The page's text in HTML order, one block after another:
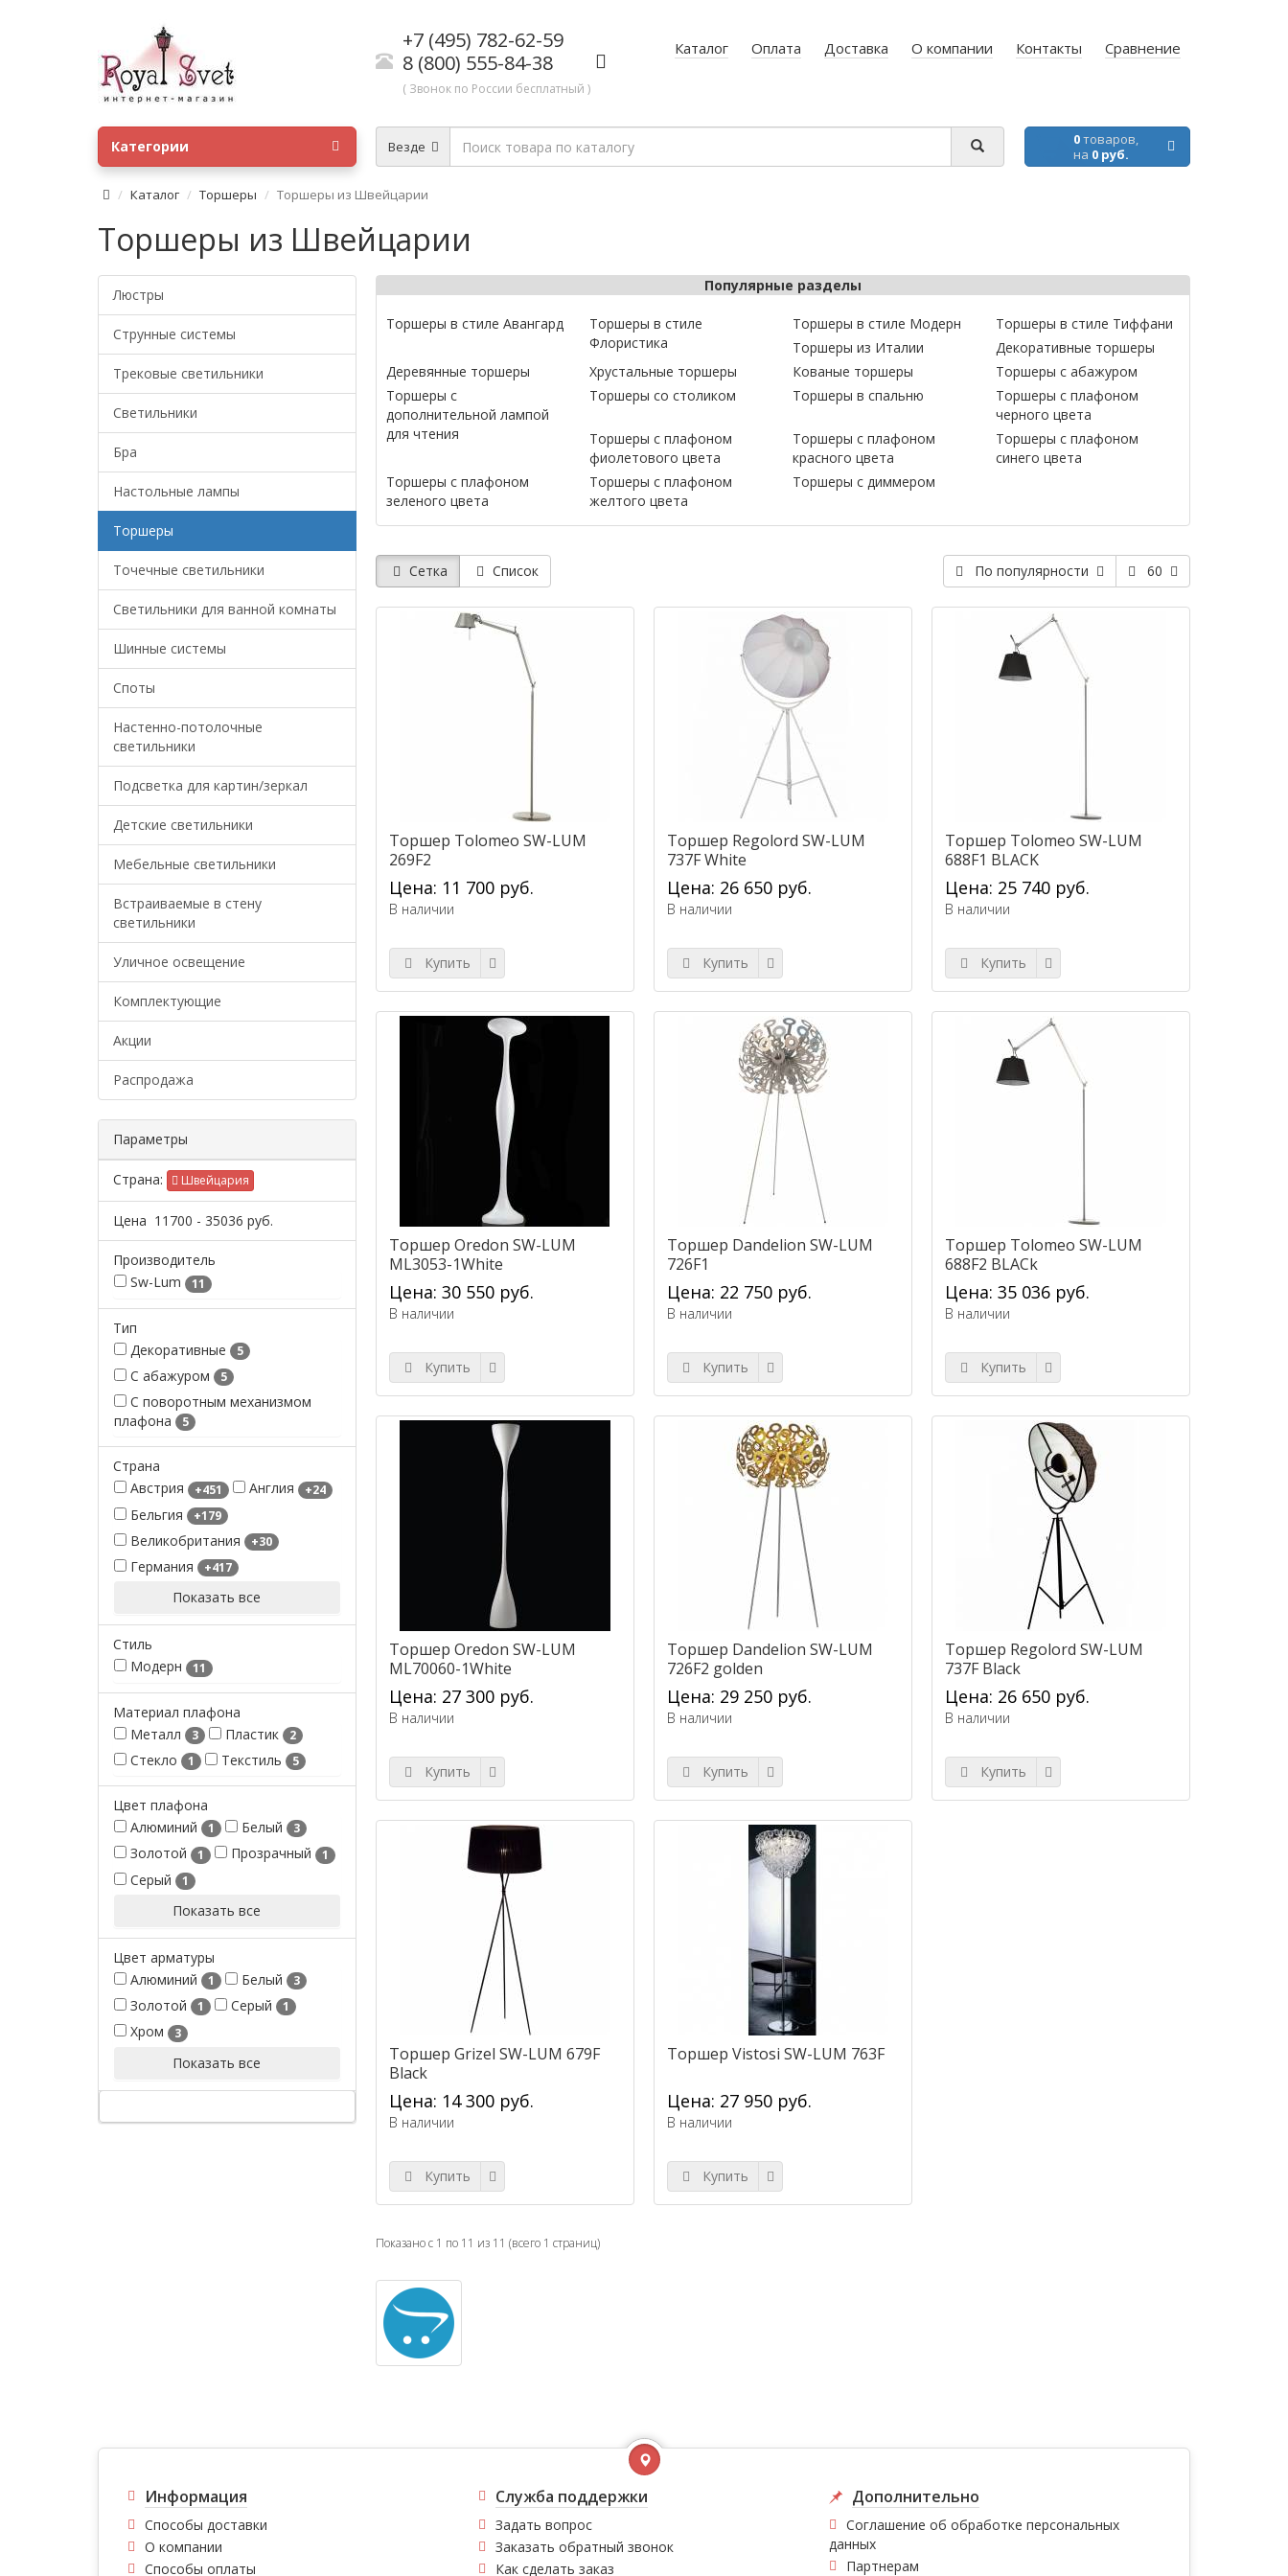
+7 (495) 782-62-59
8 (800) 555-84-38
( Звонок по России бесплатный )
Каталог Оплата Доставка О компании Контакты Сравнение
Везде 0товаров,
на 0 руб.
Категории
Каталог Торшеры Торшеры из Швейцарии
Торшеры из Швейцарии
Люстры
Струнные системы
Трековые светильники
Светильники
Бра
Настольные лампы
Торшеры
Точечные светильники
Светильники для ванной комнаты
Шинные системы
Споты
Настенно-потолочные
светильники
Подсветка для картин/зеркал
Детские светильники
Мебельные светильники
Встраиваемые в стену
светильники
Уличное освещение
Комплектующие
Акции
Распродажа
Параметры
Страна: Швейцария
Цена 11700 - 35036 руб.
Производитель
Sw-Lum
11
Тип
Декоративные
5
С абажуром 5
С поворотным механизмом
плафона
5
Страна
Австрия
+451 Англия +24
Бельгия +179
Великобритания +30
Германия +417
Показать все
Стиль
Модерн
11
Материал плафона
Металл
3 Пластик 2
Стекло 1 Текстиль 5
Цвет плафона
Алюминий
1 Белый 3
Золотой 1 Прозрачный 1
Серый 1
Показать все
Цвет арматуры
Алюминий
1 Белый 3
Золотой 1 Серый 1
Хром 3
Показать все
Популярные разделы
Торшеры в стиле Авангард
Торшеры в стиле
Флористика
Торшеры в стиле Модерн
Торшеры в стиле Тиффани
Торшеры из Италии
Декоративные торшеры
Деревянные торшеры
Хрустальные торшеры Кованые торшеры
Торшеры с абажуром
Торшеры с
дополнительной лампой
для чтения
Торшеры со столиком Торшеры в спальню
Торшеры с плафоном
черного цвета
Торшеры с плафоном
фиолетового цвета
Торшеры с плафоном
красного цвета
Торшеры с плафоном
синего цвета
Торшеры с плафоном
зеленого цвета
Торшеры с плафоном
желтого цвета
Торшеры с диммером
Сетка Список По популярности 60
Торшер Tolomeo SW-LUM
269F2
Цена: 11 700 руб.
В наличии
Купить
Торшер Regolord SW-LUM
737F White
Цена: 26 650 руб.
В наличии
Купить
Торшер Tolomeo SW-LUM
688F1 BLACK
Цена: 25 740 руб.
В наличии
Купить
Торшер Oredon SW-LUM
ML3053-1White
Цена: 30 550 руб.
В наличии
Купить
Торшер Dandelion SW-LUM
726F1
Цена: 22 750 руб.
В наличии
Купить
Торшер Tolomeo SW-LUM
688F2 BLACk
Цена: 35 036 руб.
В наличии
Купить
Торшер Oredon SW-LUM
ML70060-1White
Цена: 27 300 руб.
В наличии
Купить
Торшер Dandelion SW-LUM
726F2 golden
Цена: 29 250 руб.
В наличии
Купить
Торшер Regolord SW-LUM
737F Black
Цена: 26 650 руб.
В наличии
Купить
Торшер Grizel SW-LUM 679F
Black
Цена: 14 300 руб.
В наличии
Купить
Торшер Vistosi SW-LUM 763F
Цена: 27 950 руб.
В наличии
Купить
Показано с 1 по 11 из 11 (всего 1 страниц)
Информация
Способы доставки
О компании
Способы оплаты
Служба поддержки
Задать вопрос
Заказать обратный звонок
Как сделать заказ
Дополнительно
Соглашение об обработке персональных
данных
Партнерам